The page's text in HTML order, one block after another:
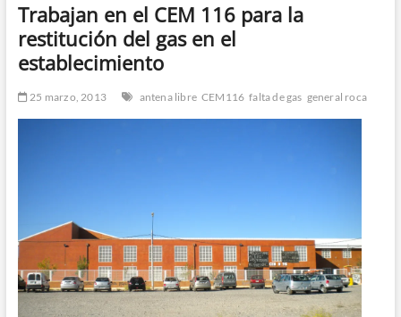
ú
Trabajan en el CEM 116 para la
restitución del gas en el
establecimiento
25 marzo, 2013 antena libre CEM116 falta de gas general roca